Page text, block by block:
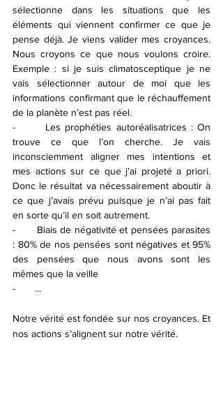
sélectionne dans les situations que les
éléments qui viennent confirmer ce que je
pense déjà. Je viens valider mes croyances.
Nous croyons ce que nous voulons croire.
Exemple : si je suis climatosceptique je ne
vais sélectionner autour de moi que les
informations confirmant que le réchauffement
de la planète n’est pas réel.
-       Les prophéties autoréalisatrices : On
trouve ce que l’on cherche. Je vais
inconsciemment aligner mes intentions et
mes actions sur ce que j’ai projeté a priori.
Donc le résultat va nécessairement aboutir à
ce que j’avais prévu puisque je n’ai pas fait
en sorte qu’il en soit autrement.
-       Biais de négativité et pensées parasites
: 80% de nos pensées sont négatives et 95%
des pensées que nous avons sont les
mêmes que la veille
-       …
Notre vérité est fondée sur nos croyances. Et
nos actions s’alignent sur notre vérité.